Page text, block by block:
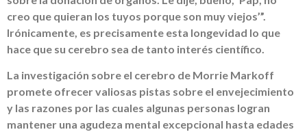
creo que quieran los tuyos porque son muy viejos’”.
Irónicamente, es precisamente esta longevidad lo que
hace que su cerebro sea de tanto interés científico.
La investigación sobre el cerebro de Morrie Markoff
promete ofrecer valiosas pistas sobre el envejecimiento
y las razones por las cuales algunas personas logran
mantener una agudeza mental excepcional hasta edades